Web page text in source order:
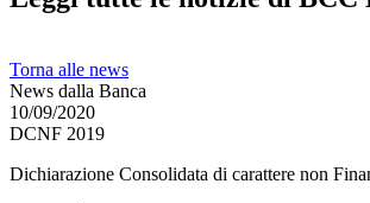
Torna alle news
News dalla Banca
10/09/2020
DCNF 2019
Dichiarazione Consolidata di carattere non